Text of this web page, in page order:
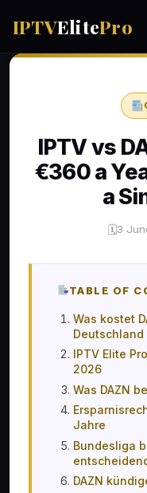
IPTVElitePro
IPTV vs
€360 a
a
🗓3
TABLE OF
Was kostet
Deutschland
IPTV Elite
2026
Was DAZN
Jahre
Bundesliga
DAZN